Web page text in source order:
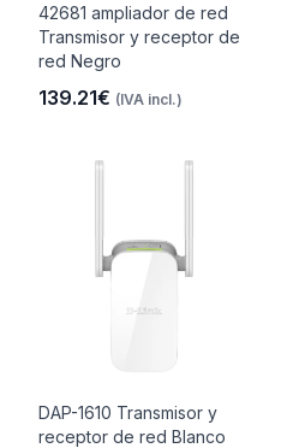
42681 ampliador de red
Transmisor y receptor de
red Negro
139.21€ (IVA incl.)
DAP-1610 Transmisor y
receptor de red Blanco